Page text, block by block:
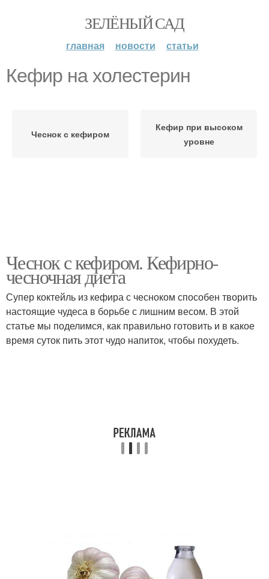
ЗЕЛЁНЫЙ САД
главная новости статьи
Кефир на холестерин
Чеснок с кефиром
Кефир при высоком
уровне
Чеснок с кефиром. Кефирно-
чесночная диета
Супер коктейль из кефира с чесноком способен творить
настоящие чудеса в борьбе с лишним весом. В этой
статье мы поделимся, как правильно готовить и в какое
время суток пить этот чудо напиток, чтобы похудеть.